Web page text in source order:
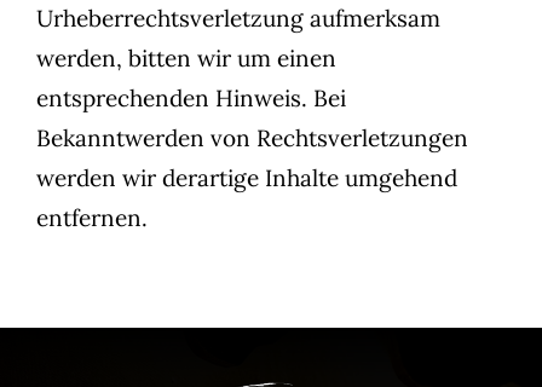
Urheberrechtsverletzung aufmerksam
werden, bitten wir um einen
entsprechenden Hinweis. Bei
Bekanntwerden von Rechtsverletzungen
werden wir derartige Inhalte umgehend
entfernen.